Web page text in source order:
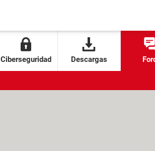
Ciberseguridad Descargas